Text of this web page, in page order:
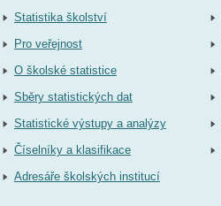
Statistika školství
Pro veřejnost
O školské statistice
Sběry statistických dat
Statistické výstupy a analýzy
Číselníky a klasifikace
Adresáře školských institucí